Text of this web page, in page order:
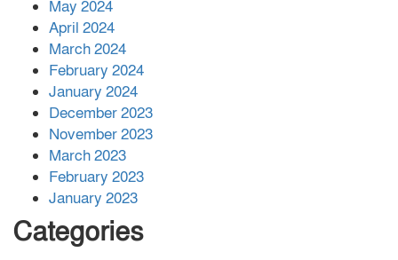
May 2024
April 2024
March 2024
February 2024
January 2024
December 2023
November 2023
March 2023
February 2023
January 2023
Categories